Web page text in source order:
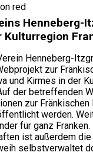
red
Henneberg-
Kulturregion
Henneberg-
zur
und Kirmes in der
der betreffenden
zur Fränkischen
werden.
für ganz Franken.
ist außerdem
selbstverwaltet